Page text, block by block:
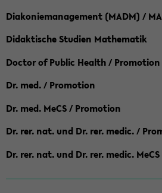
Diakoniemanagement (MADM) /
Didaktische Studien Mathematik
Doctor of Public Health / Promotion
Dr. med. / Promotion
Dr. med. MeCS / Promotion
Dr. rer. nat. und Dr. rer. medic. /
Dr. rer. nat. und Dr. rer. medic.